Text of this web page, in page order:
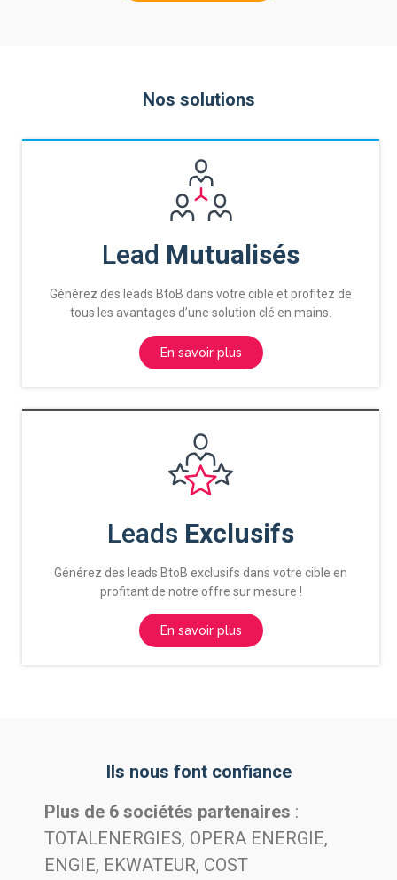
Nos solutions
Lead Mutualisés
Générez des leads BtoB dans votre cible et profitez de
tous les avantages d’une solution clé en mains.
En savoir plus
Leads Exclusifs
Générez des leads BtoB exclusifs dans votre cible en
profitant de notre offre sur mesure !
En savoir plus
Ils nous font confiance
Plus de 6 sociétés partenaires :
TOTALENERGIES, OPERA ENERGIE,
ENGIE, EKWATEUR, COST